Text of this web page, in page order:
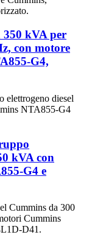
350 kVA per
con motore
G4,
kVA con
G4 e